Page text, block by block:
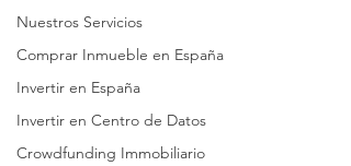
Nuestros Servicios
Comprar Inmueble en España
Invertir en España
Invertir en Centro de Datos
Crowdfunding Immobiliario